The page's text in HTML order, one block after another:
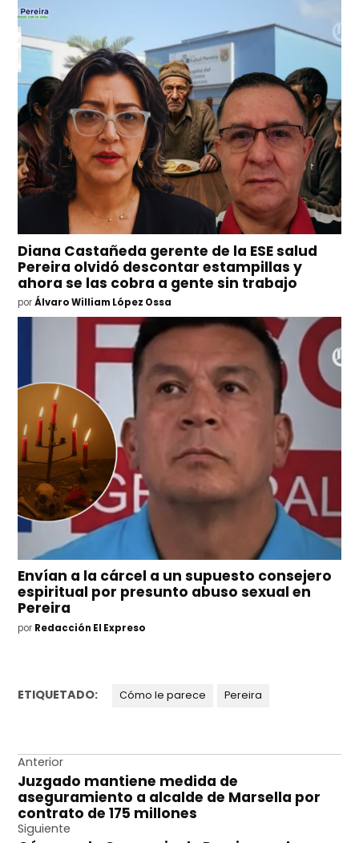
Diana Castañeda gerente de la ESE salud
Pereira olvidó descontar estampillas y
ahora se las cobra a gente sin trabajo
por Álvaro William López Ossa
Envían a la cárcel a un supuesto consejero
espiritual por presunto abuso sexual en
Pereira
por Redacción El Expreso
ETIQUETADO: Cómo le parece Pereira
Navegación
de
entradas
Anterior
Juzgado mantiene medida de
aseguramiento a alcalde de Marsella por
contrato de 175 millones
Siguiente